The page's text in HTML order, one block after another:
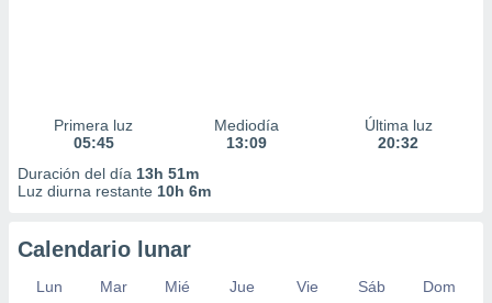
Primera luz
05:45
Mediodía
13:09
Última luz
20:32
Duración del día 13h 51m
Luz diurna restante 10h 6m
Calendario lunar
Lun Mar Mié Jue Vie Sáb
Dom